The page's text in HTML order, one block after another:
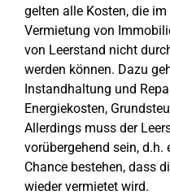
gelten alle Kosten, die
Vermietung von
von Leerstand nicht
werden können. Dazu
Instandhaltung und
Energiekosten,
Allerdings muss der
vorübergehend sein,
Chance bestehen, dass
wieder vermietet wird.